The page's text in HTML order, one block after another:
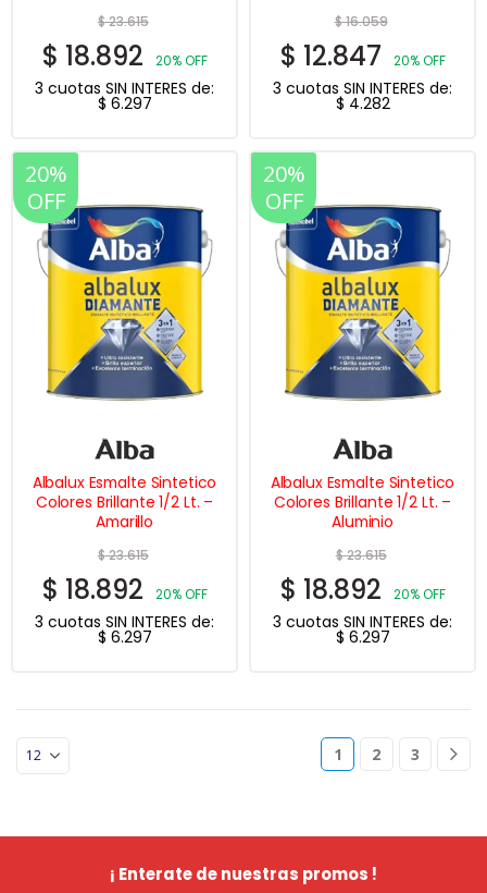
$23.615
$ 18.892 20% OFF
3 cuotas SIN INTERES de:
$ 6.297
$16.059
$ 12.847 20% OFF
3 cuotas SIN INTERES de:
$ 4.282
20%
OFF
Albalux Esmalte Sintetico
Colores Brillante 1/2 Lt. –
Amarillo
$23.615
$ 18.892 20% OFF
3 cuotas SIN INTERES de:
$ 6.297
20%
OFF
Albalux Esmalte Sintetico
Colores Brillante 1/2 Lt. –
Aluminio
$23.615
$ 18.892 20% OFF
3 cuotas SIN INTERES de:
$ 6.297
1 2 3
¡ Enterate de nuestras promos !